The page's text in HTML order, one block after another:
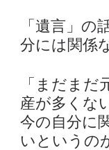
「遺言」
分には関係
「まだま
産が多くな
今の自分に
いというの